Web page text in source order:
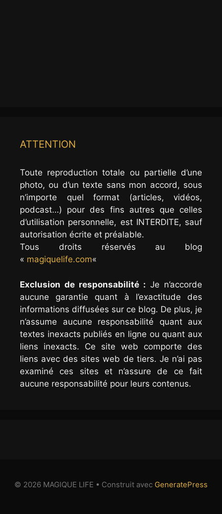
ATTENTION
Toute reproduction totale ou partielle d’une
photo, ou d’un texte sans mon accord, sous
n’importe quel format (articles, vidéos,
podcast…) pour des fins autres que celles
d’utilisation personnelle, est INTERDITE, sauf
autorisation écrite et préalable.
Tous droits réservés au blog
« magiquelife.com«
Exclusion de responsabilité : Je n’accorde
aucune garantie quant à l’exactitude des
informations diffusées sur ce blog. De plus, je
n’assume aucune responsabilité quant aux
textes inexacts publiés en ligne ou quant aux
liens inexacts. Ce site web comporte des
liens avec des sites web de tiers. Je n’ai pas
examiné ces sites et n’assure de ce fait
aucune responsabilité pour leurs contenus.
© 2026 MAGIQUE LIFE • Construit avec GeneratePress